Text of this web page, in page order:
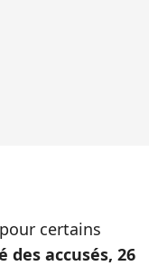
certains
des accusés, 26